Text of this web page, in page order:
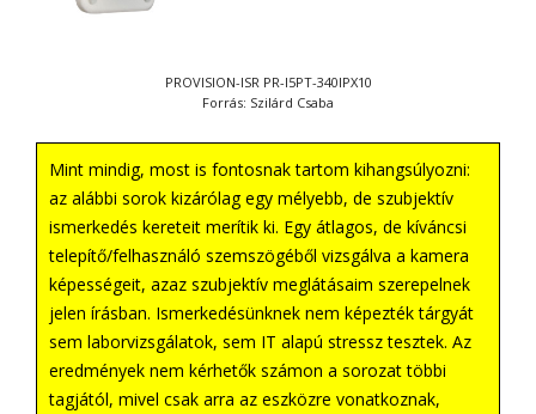
PROVISION-ISR PR-I5PT-340IPX10
Forrás: Szilárd Csaba
Mint mindig, most is fontosnak tartom kihangsúlyozni:
az alábbi sorok kizárólag egy mélyebb, de szubjektív
ismerkedés kereteit merítik ki. Egy átlagos, de kíváncsi
telepítő/felhasználó szemszögéből vizsgálva a kamera
képességeit, azaz szubjektív meglátásaim szerepelnek
jelen írásban. Ismerkedésünknek nem képezték tárgyát
sem laborvizsgálatok, sem IT alapú stressz tesztek. Az
eredmények nem kérhetők számon a sorozat többi
tagjától, mivel csak arra az eszközre vonatkoznak,